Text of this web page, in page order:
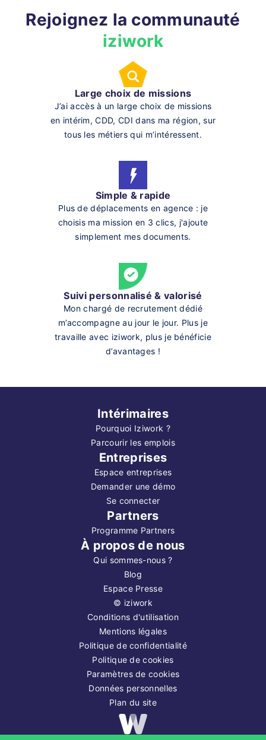
Rejoignez la communauté
iziwork
Large choix de missions
J’ai accès à un large choix de missions
en intérim, CDD, CDI dans ma région, sur
tous les métiers qui m’intéressent.
Simple & rapide
Plus de déplacements en agence : je
choisis ma mission en 3 clics, j'ajoute
simplement mes documents.
Suivi personnalisé & valorisé
Mon chargé de recrutement dédié
m’accompagne au jour le jour. Plus je
travaille avec iziwork, plus je bénéficie
d’avantages !
Intérimaires
Pourquoi Iziwork ?
Parcourir les emplois
Entreprises
Espace entreprises
Demander une démo
Se connecter
Partners
Programme Partners
À propos de nous
Qui sommes-nous ?
Blog
Espace Presse
© iziwork
Conditions d'utilisation
Mentions légales
Politique de confidentialité
Politique de cookies
Paramètres de cookies
Données personnelles
Plan du site